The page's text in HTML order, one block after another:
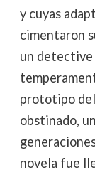
y cuyas
cimentaron
un detective
prototipo
obstinado,
novela fue